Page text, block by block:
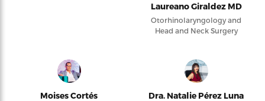
Laureano Giraldez MD
Otorhinolaryngology and
Head and Neck Surgery
Moises Cortés Dra. Natalie Pérez Luna